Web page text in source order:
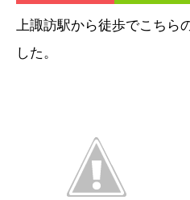
上諏訪駅から徒歩でこちら
した。